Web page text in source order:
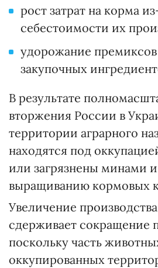
рост затрат на корма
себестоимости их
удорожание
закупочных
В результате
вторжения России в
территории аграрного
находятся под
или загрязнены минами
выращиванию кормовых
Увеличение
сдерживает сокращение
поскольку часть
оккупированных